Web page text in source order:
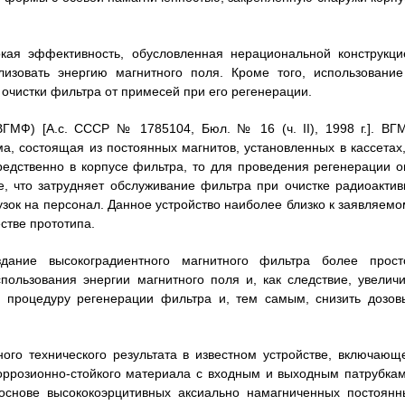
эффективность, обусловленная нерациональной
энергию магнитного поля. Кроме того,
фильтра от примесей при его регенерации.
(ВГМФ) [А.с. СССР № 1785104, Бюл. № 16 (ч. II), 1998 г.].
состоящая из постоянных магнитов, установленных в
в корпусе фильтра, то для проведения регенерации
затрудняет обслуживание фильтра при очистке
на персонал. Данное устройство наиболее близко к
прототипа.
высокоградиентного магнитного фильтра более
энергии магнитного поля и, как следствие,
процедуру регенерации фильтра и, тем самым, снизить
технического результата в известном устройстве,
стойкого материала с входным и выходным
высококоэрцитивных аксиально намагниченных